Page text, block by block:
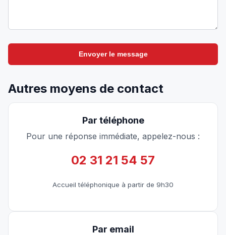
Envoyer le message
Autres moyens de contact
Par téléphone
Pour une réponse immédiate, appelez-nous :
02 31 21 54 57
Accueil téléphonique à partir de 9h30
Par email